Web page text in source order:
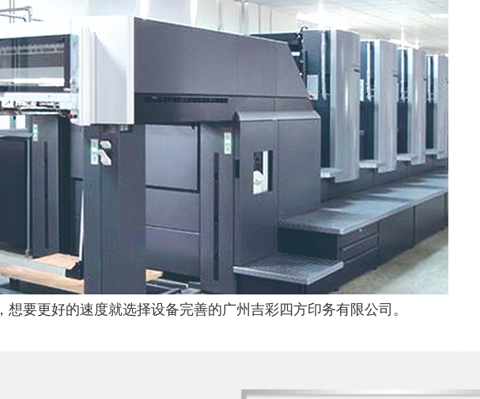
，想要更好的速度就选择设备完善的广州吉彩四方印务有限公司。